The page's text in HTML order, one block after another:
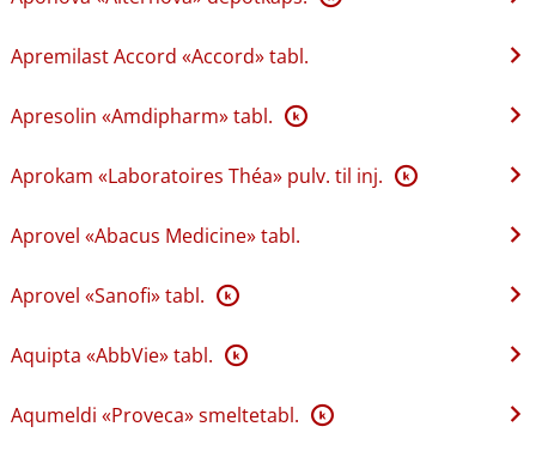
Apremilast Accord «Accord» tabl.
Apresolin «Amdipharm» tabl. K
Aprokam «Laboratoires Théa» pulv. til inj. K
Aprovel «Abacus Medicine» tabl.
Aprovel «Sanofi» tabl. K
Aquipta «AbbVie» tabl. K
Aqumeldi «Proveca» smeltetabl. K